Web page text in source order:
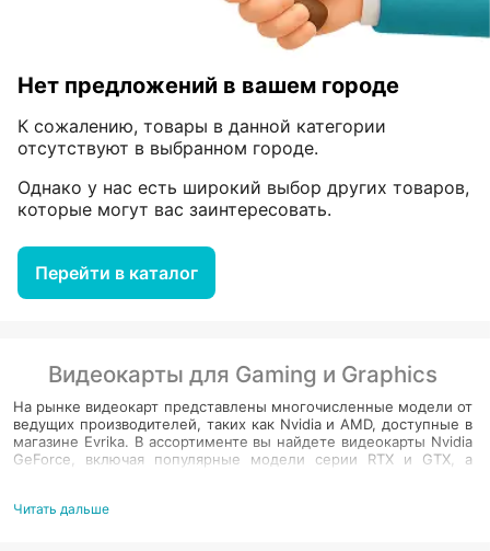
Нет предложений в вашем городе
К сожалению, товары в данной категории
отсутствуют в выбранном городе.
Однако у нас есть широкий выбор других товаров,
которые могут вас заинтересовать.
Перейти в каталог
Видеокарты для Gaming и Graphics
На рынке видеокарт представлены многочисленные модели от
ведущих производителей, таких как Nvidia и AMD, доступные в
магазине Evrika. В ассортименте вы найдете видеокарты Nvidia
GeForce, включая популярные модели серии RTX и GTX, а
– в Evrika каждый геймер и профессионал найдет то, что ищет.
Читать дальше